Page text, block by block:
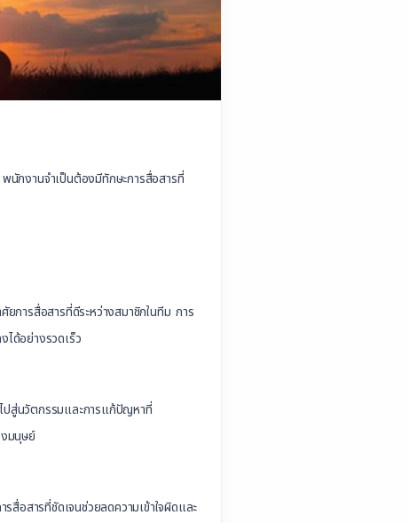
นักงานจำเป็นต้องมีทักษะการสื่อสารที่
การสื่อสารที่ดีระหว่างสมาชิกในทีม การ
ได้อย่างรวดเร็ว
ปสู่นวัตกรรมและการแก้ปัญหาที่
มนุษย์
สื่อสารที่ชัดเจนช่วยลดความเข้าใจผิดและ